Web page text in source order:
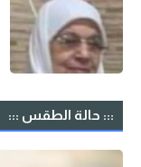
::: حالة الطقس :::